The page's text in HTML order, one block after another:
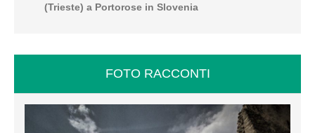
(Trieste) a Portorose in Slovenia
FOTO RACCONTI